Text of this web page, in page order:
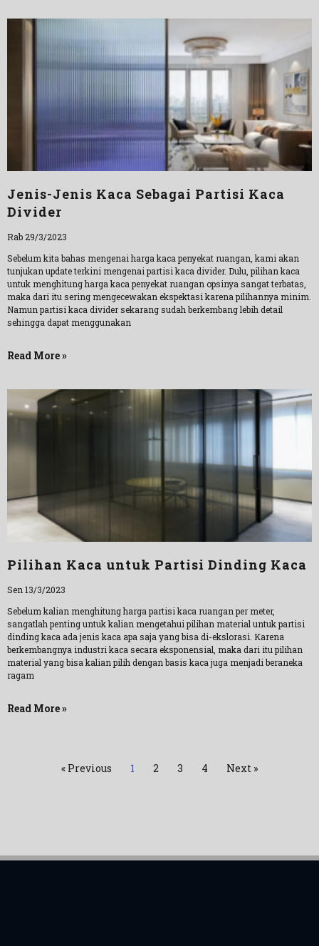
Jenis-Jenis Kaca Sebagai Partisi Kaca
Divider
Rab 29/3/2023
Sebelum kita bahas mengenai harga kaca penyekat ruangan, kami akan
tunjukan update terkini mengenai partisi kaca divider. Dulu, pilihan kaca
untuk menghitung harga kaca penyekat ruangan opsinya sangat terbatas,
maka dari itu sering mengecewakan ekspektasi karena pilihannya minim.
Namun partisi kaca divider sekarang sudah berkembang lebih detail
sehingga dapat menggunakan
Read More »
Pilihan Kaca untuk Partisi Dinding Kaca
Sen 13/3/2023
Sebelum kalian menghitung harga partisi kaca ruangan per meter,
sangatlah penting untuk kalian mengetahui pilihan material untuk partisi
dinding kaca ada jenis kaca apa saja yang bisa di-ekslorasi. Karena
berkembangnya industri kaca secara eksponensial, maka dari itu pilihan
material yang bisa kalian pilih dengan basis kaca juga menjadi beraneka
ragam
Read More »
« Previous 1 2 3 4 Next »